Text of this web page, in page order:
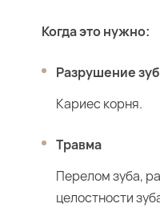
Когда это нужно:
Разрушение
Кариес корня.
Травма
Перелом зуба,
целостности